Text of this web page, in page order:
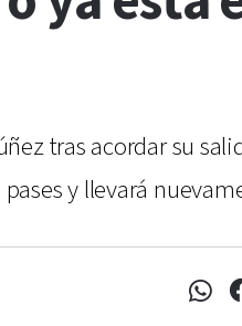
tras acordar su
y llevará